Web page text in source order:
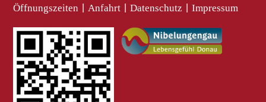
Öffnungszeiten Anfahrt Datenschutz Impressum